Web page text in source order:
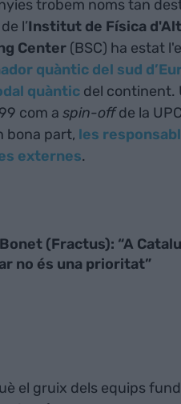
trobem noms tan
l’Institut de Física
Center(BSC) ha estat
quàntic del sud
quànticdel continent.
com a spin-offde la
bona part, les
externes.
(Fractus): “A
no és una prioritat”
el gruix dels equips